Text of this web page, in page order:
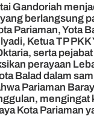
Gandoriah
berlangsung
Pariaman, Yota
Ketua TP
serta
perayaan
Balad dalam
Pariaman
mengingat
Kota Pariaman